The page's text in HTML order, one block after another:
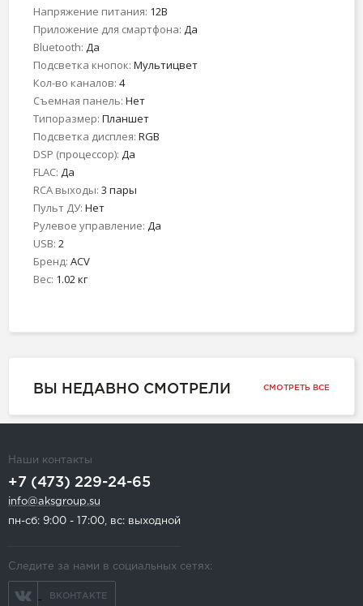
Напряжение питания: 12В
Приложение для смартфона: Да
Bluetooth: Да
Подсветка кнопок: Мультицвет
Кол-во каналов: 4
Съемная панель: Нет
Типоразмер: Планшет
Подсветка дисплея: RGB
DSP (процессор): Да
FLAC: Да
RCA выходы: 3 пары
Пульт ДУ: Нет
Рулевое управление: Да
USB: 2
Бренд: ACV
Вес: 1.02 кг
ВЫ НЕДАВНО СМОТРЕЛИ СМОТРЕТЬ ВСЕ
Наши контакты
+7 (473) 229-24-65
info@aksgroup.su
пн-сб: 9:00 - 17:00, вс: выходной
Следите за нами в социальных сетях:
ВКОНТАКТЕ